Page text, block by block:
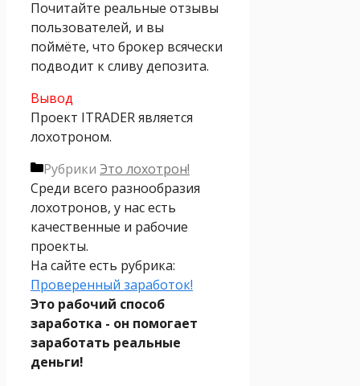
Почитайте реальные отзывы
пользователей, и вы
поймёте, что брокер всячески
подводит к сливу депозита.
Вывод
Проект ITRADER является
лохотроном.
Рубрики Это лохотрон!
Среди всего разнообразия
лохотронов, у нас есть
качественные и рабочие
проекты.
На сайте есть рубрика:
Проверенный заработок!
Это рабочий способ
заработка - он помогает
заработать реальные
деньги!